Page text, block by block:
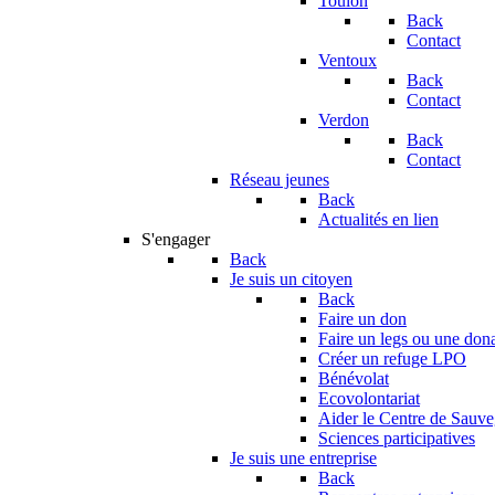
Back
Contact
Ventoux
Back
Contact
Verdon
Back
Contact
Réseau jeunes
Back
Actualités en lien
S'engager
Back
Je suis un citoyen
Back
Faire un don
Faire un legs ou une
Créer un refuge LPO
Bénévolat
Ecovolontariat
Aider le Centre de
Sciences participatives
Je suis une entreprise
Back